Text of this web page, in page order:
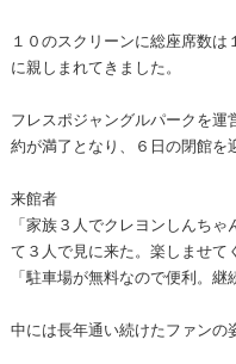
１０のスクリーンに総座席数
に親しまれてきました。
フレスポジャングルパークを
約が満了となり、６日の閉館を
来館者
「家族３人でクレヨンしんち
て３人で見に来た。楽しませて
「駐車場が無料なので便利。継
中には長年通い続けたファン